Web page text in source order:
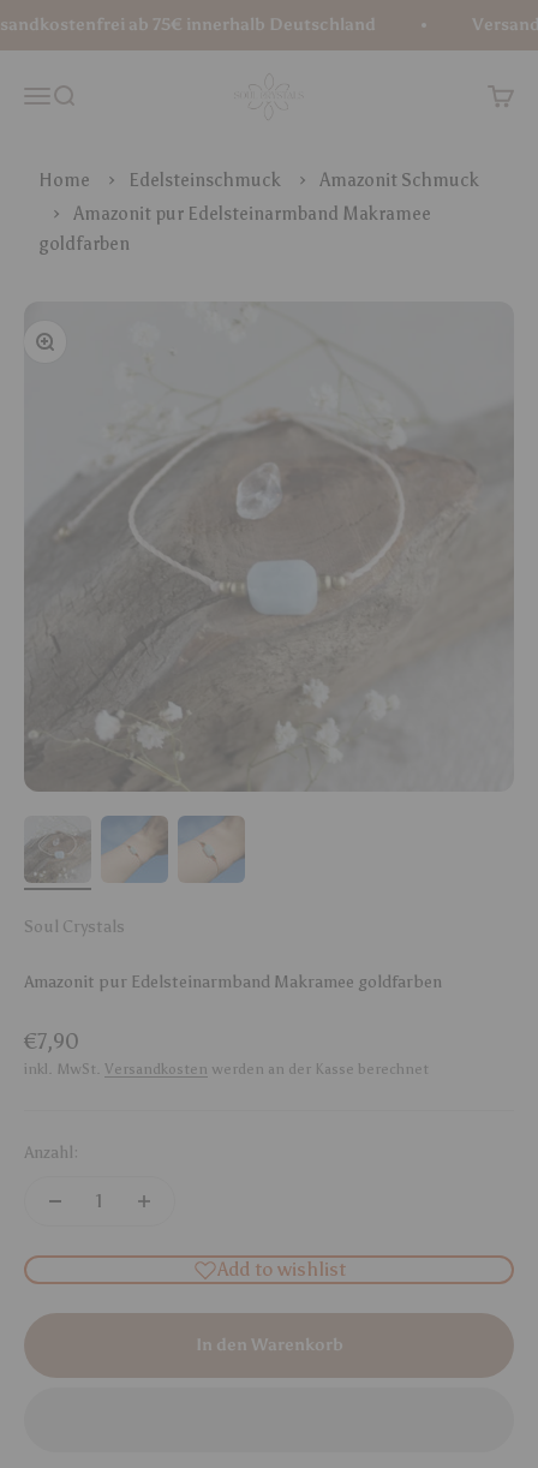
ab 75€ innerhalb Deutschland
MenüSuche
Home Edelsteinschmuck
Amazonit Schmuck
Amazonit pur Edelsteinarmband Makramee
goldfarben
Bild vergrößern
Soul Crystals
Amazonit pur Edelsteinarmband Makramee goldfarben
Angebot
€7,90
inkl. MwSt. Versandkosten werden an der Kasse berechnet
Anzahl:
Add to wishlist
In den Warenkorb